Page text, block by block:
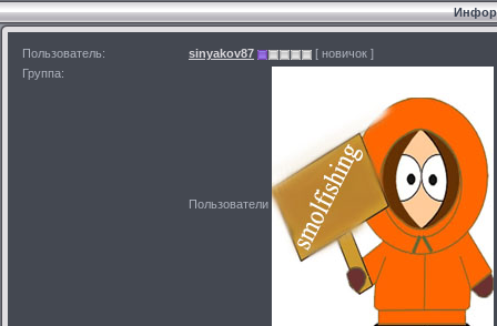
Пользователь: sinyakov87
[ новичок ]
Группа:
Пользователи